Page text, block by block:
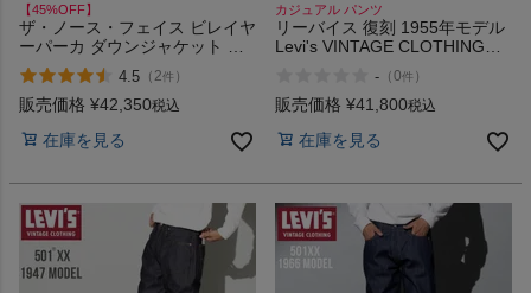
【45%OFF】
ザ・ノース・フェイス ビレイヤ
ーパーカ ダウンジャケット ク
ライミング 登山 中綿 カジュア
ル ウェア アウター THE
NORTH FACE EX BELAYER
ト セール
4.5 （ 2件 ）
販売価格 ¥42,350税込
在庫を見る
カジュアル パンツ
リーバイス 復刻 1955年モデル
Levi's VINTAGE CLOTHING
- （0件 ）
販売価格 ¥41,800税込
在庫を見る